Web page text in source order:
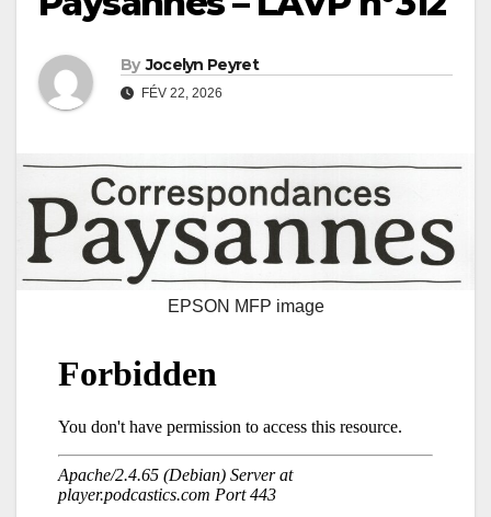
By Jocelyn Peyret
FÉV 22, 2026
EPSON MFP image